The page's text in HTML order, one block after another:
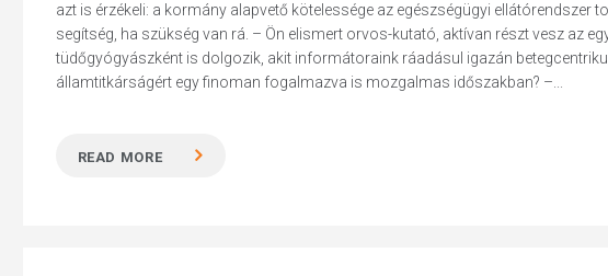
Hit enter to search or ESC to close
azt is érzékeli: a kormány alapvető kötelessége az egészségügyi ellátórendszer
segítség, ha szükség van rá. – Ön elismert orvos-kutató, aktívan részt vesz az
tüdőgyógyászként is dolgozik, akit informátoraink ráadásul igazán
államtitkárságért egy finoman fogalmazva is mozgalmas időszakban? –...
READ MORE